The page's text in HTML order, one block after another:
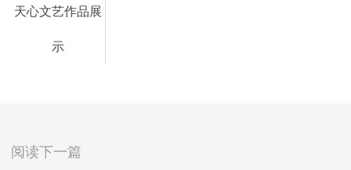
天心文艺作品展
示
阅读下一篇